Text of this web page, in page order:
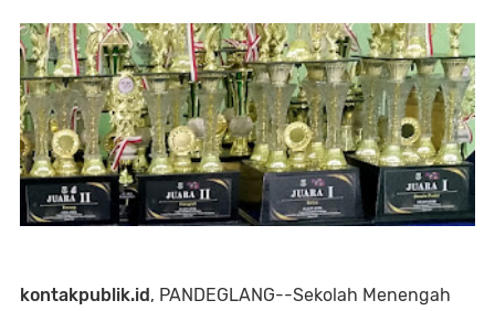
kontakpublik.id, PANDEGLANG--Sekolah Menengah